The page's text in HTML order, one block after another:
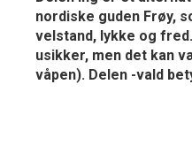
nordiske guden Frøy,
velstand, lykke og
usikker, men det kan
våpen). Delen -vald